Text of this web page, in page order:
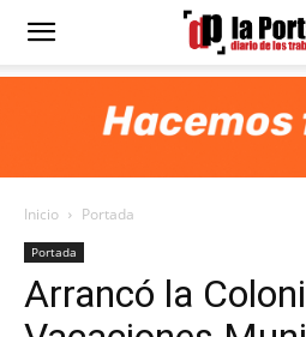
Diario
Portada
Inicio Portada
Portada
Arrancó la